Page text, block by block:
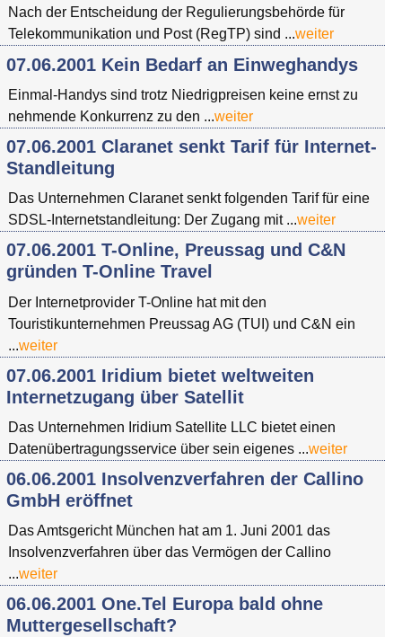
Nach der Entscheidung der Regulierungsbehörde für
Telekommunikation und Post (RegTP) sind ...weiter
07.06.2001 Kein Bedarf an Einweghandys
Einmal-Handys sind trotz Niedrigpreisen keine ernst zu
nehmende Konkurrenz zu den ...weiter
07.06.2001 Claranet senkt Tarif für Internet-
Standleitung
Das Unternehmen Claranet senkt folgenden Tarif für eine
SDSL-Internetstandleitung: Der Zugang mit ...weiter
07.06.2001 T-Online, Preussag und C&N
gründen T-Online Travel
Der Internetprovider T-Online hat mit den
Touristikunternehmen Preussag AG (TUI) und C&N ein
...weiter
07.06.2001 Iridium bietet weltweiten
Internetzugang über Satellit
Das Unternehmen Iridium Satellite LLC bietet einen
Datenübertragungsservice über sein eigenes ...weiter
06.06.2001 Insolvenzverfahren der Callino
GmbH eröffnet
Das Amtsgericht München hat am 1. Juni 2001 das
Insolvenzverfahren über das Vermögen der Callino
...weiter
06.06.2001 One.Tel Europa bald ohne
Muttergesellschaft?